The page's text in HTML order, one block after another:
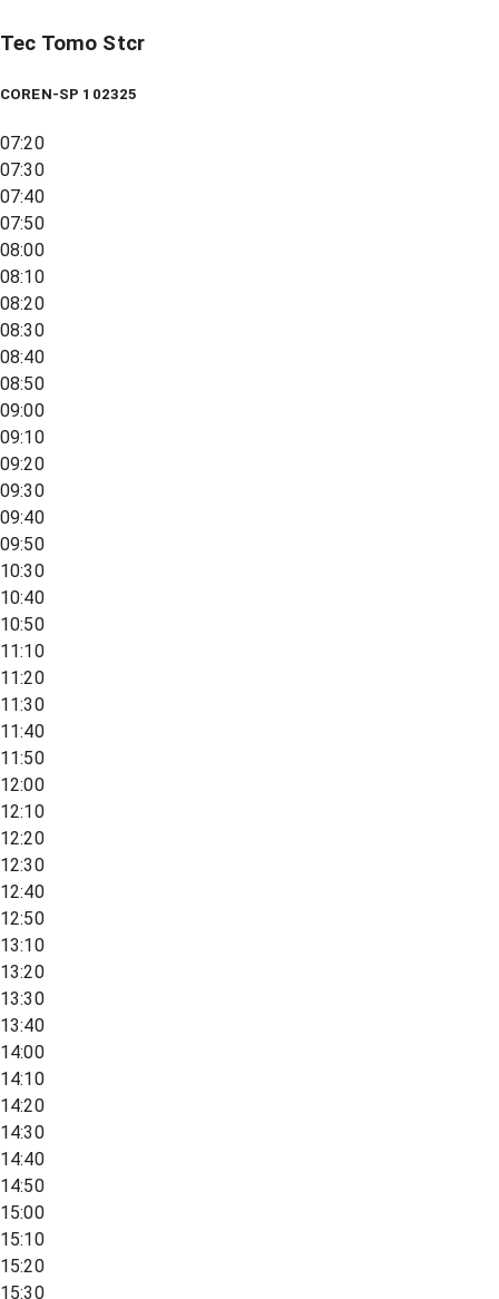
Tec Tomo Stcr
COREN-SP 102325
07:20
07:30
07:40
07:50
08:00
08:10
08:20
08:30
08:40
08:50
09:00
09:10
09:20
09:30
09:40
09:50
10:30
10:40
10:50
11:10
11:20
11:30
11:40
11:50
12:00
12:10
12:20
12:30
12:40
12:50
13:10
13:20
13:30
13:40
14:00
14:10
14:20
14:30
14:40
14:50
15:00
15:10
15:20
15:30